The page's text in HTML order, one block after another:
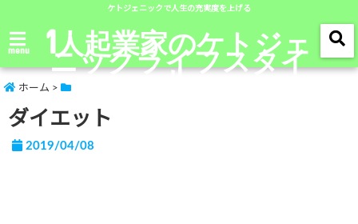
ケトジェニックで人生の充実度を上げる
menu 1人起業家のケトジェ
ニックライフスタイ
ル
ホーム >
ダイエット
2019/04/08